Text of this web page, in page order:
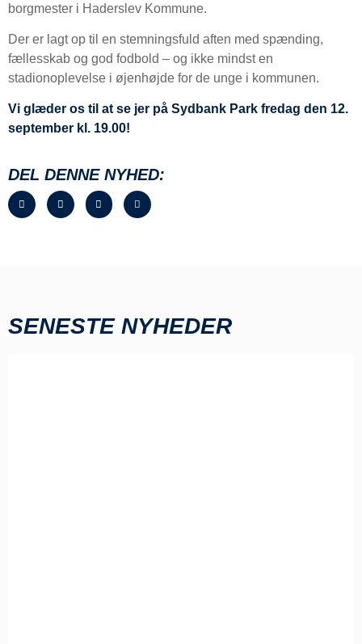
borgmester i Haderslev Kommune.
Der er lagt op til en stemningsfuld aften med spænding,
fællesskab og god fodbold – og ikke mindst en
stadionoplevelse i øjenhøjde for de unge i kommunen.
Vi glæder os til at se jer på Sydbank Park fredag den 12.
september kl. 19.00!
DEL DENNE NYHED:
SENESTE NYHEDER